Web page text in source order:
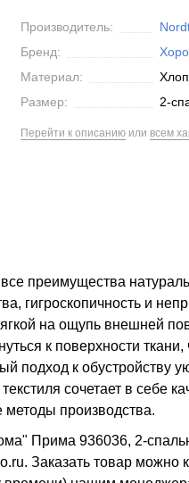
Производитель:
Бренд:
Материал:
Размер:
2-
Перейти к описаниюили всем
преимущества
гигроскопичность и
на ощупь внешней
к поверхности ткани,
подход к обустройству
сочетает в себе
производства.
Прима 936036, 2-
Заказать товар можно